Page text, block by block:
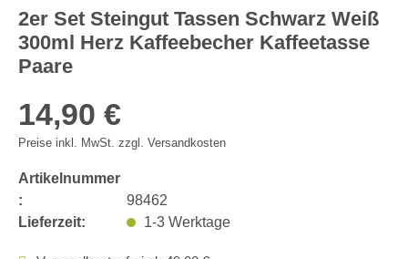
2er Set Steingut Tassen Schwarz Weiß
300ml Herz Kaffeebecher Kaffeetasse
Paare
14,90 €
Preise inkl. MwSt. zzgl. Versandkosten
Artikelnummer
:
98462
Lieferzeit:
1-3 Werktage